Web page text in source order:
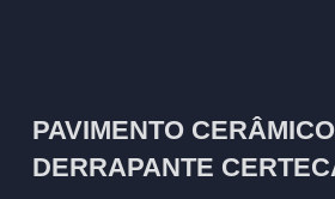
PAVIMENTO
DERRAPANTE